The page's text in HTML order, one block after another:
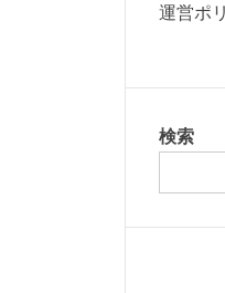
運営ポ
検索